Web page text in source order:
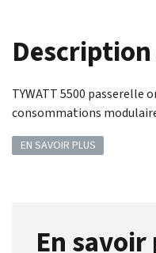
TYWATT 5500 passerelle
consommations
EN SAVOIR PLUS
En savoir